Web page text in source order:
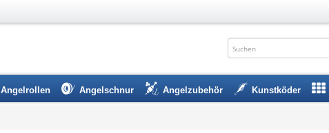
Angelrollen Angelschnur Angelzubehör Kunstköder